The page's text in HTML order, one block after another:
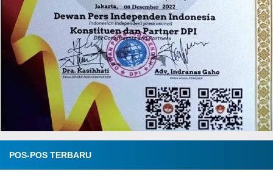
POS-POS TERBARU